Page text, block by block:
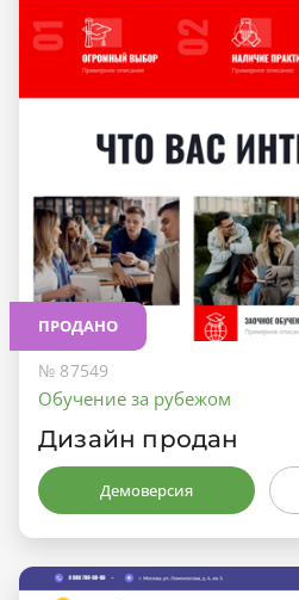
ПРОДАНО
№ 87549
Обучение за рубежом
Дизайн продан
Демоверсия